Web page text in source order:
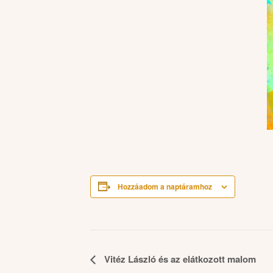
Hozzáadom a naptáramhoz
Esemény
navigáció
Vitéz László és az elátkozott malom